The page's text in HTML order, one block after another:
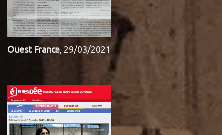
Ouest France, 29/03/2021